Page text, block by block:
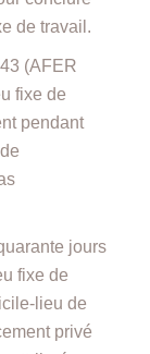
de travail.
(AFER
fixe de
pendant
jours
fixe de
lieu de
privé